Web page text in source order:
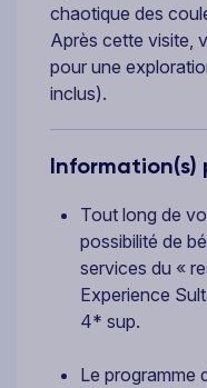
chaotique des
Après cette visite,
pour une
inclus).
Information(s)
Tout long de
possibilité de
services du «
Experience
4* sup.
Le programme